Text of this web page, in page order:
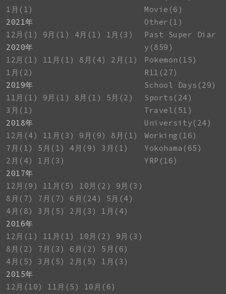
1月(1)
2021年
12月(1)
9月(1) 4月(1)
1月(3)
2020年
12月(1)
11月(1) 8月(4)
2月(1)
1月(2)
2019年
11月(1)
9月(1) 8月(1)
5月(2)
3月(1)
2018年
12月(4)
11月(3) 9月(9)
8月(1)
7月(1)
5月(1) 4月(9)
3月(1)
2月(4)
1月(3)
2017年
12月(9)
11月(5) 10月(2)
9月(3)
8月(7)
7月(7) 6月(24)
5月(4)
4月(8)
3月(5) 2月(3)
1月(4)
2016年
12月(1)
11月(1) 10月(2)
9月(3)
8月(2)
7月(3) 6月(2)
5月(6)
4月(5)
3月(5) 2月(5)
1月(3)
2015年
12月(10)
11月(5)
10月(6)
Movie(6)
Other(1)
Past Super Diar
y(859)
Pokemon(15)
R11(27)
School Days(29)
Sports(24)
Travel(51)
University(24)
Working(16)
Yokohama(65)
YRP(16)